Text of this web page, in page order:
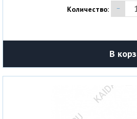
Количество:
В